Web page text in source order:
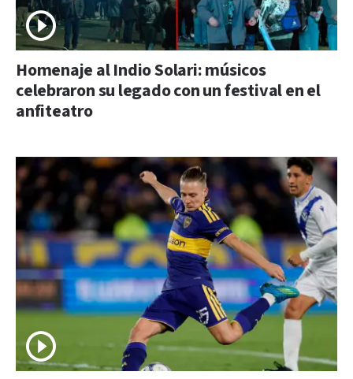
Homenaje al Indio Solari: músicos
celebraron su legado con un festival en el
anfiteatro